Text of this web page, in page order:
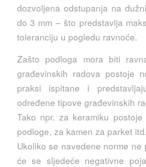
dozvoljena odstupanja na
do 3 mm – što predstavlja
toleranciju u pogledu ravnoće.
Zašto podloga mora biti
građevinskih radova postoje
praksi ispitane i
određene tipove građevinskih
Tako npr. za keramiku postoje
podloge, za kamen za parket
Ukoliko se navedene norme ne
će se sljedeće negativne